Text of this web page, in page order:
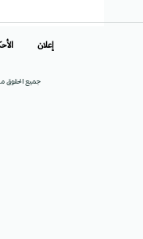
جميع الحقوق
إعلان